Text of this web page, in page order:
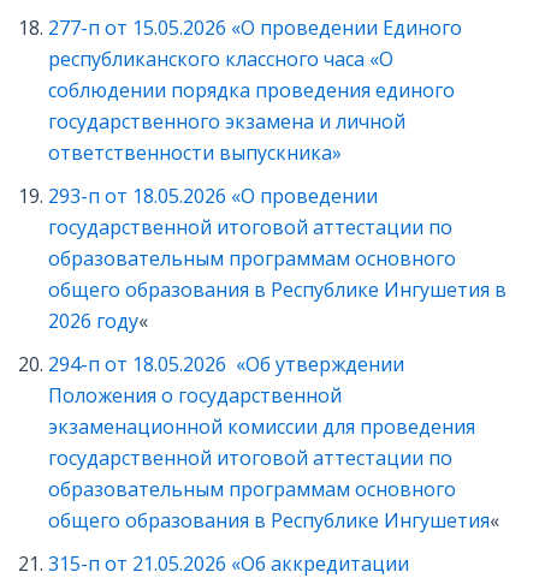
277-п от 15.05.2026 «О проведении Единого
республиканского классного часа «О
соблюдении порядка проведения единого
государственного экзамена и личной
ответственности выпускника»
293-п от 18.05.2026 «О проведении
государственной итоговой аттестации по
образовательным программам основного
общего образования в Республике Ингушетия в
2026 году«
294-п от 18.05.2026 «Об утверждении
Положения о государственной
экзаменационной комиссии для проведения
государственной итоговой аттестации по
образовательным программам основного
общего образования в Республике Ингушетия«
315-п от 21.05.2026 «Об аккредитации